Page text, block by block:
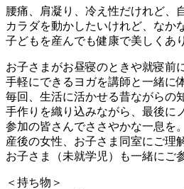
腰痛、肩凝り、冷え性だけれど、
カラダを動かしたいけれど、なか
子どもを産んでも健康で美しくあ
お子さまがお昼寝のときや就寝前
手軽にできるヨガを講師と一緒に
毎回、生活に活かせる昔ながらの
手作りを織り込みながら、最後に
参加の皆さんでささやかな一息を。
産後の女性、お子さま同室にご理
お子さま（未就学児）も一緒にご
＜持ち物＞